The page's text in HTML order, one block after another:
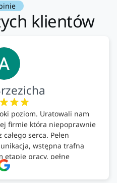
klientów
poziom. Uratowali nam
firmie która niepoprawnie
serca. Pełen
wstępna trafna
etapie pracy, pełne
i znający się na rzeczy.
poziomie, rzetelna.